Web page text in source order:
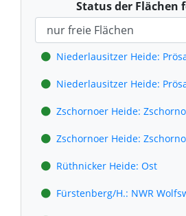
Status der Flächen
Niederlausitzer Heide:
Niederlausitzer Heide:
Zschornoer Heide:
Zschornoer Heide:
Rüthnicker Heide: Ost
Fürstenberg/H.: NWR